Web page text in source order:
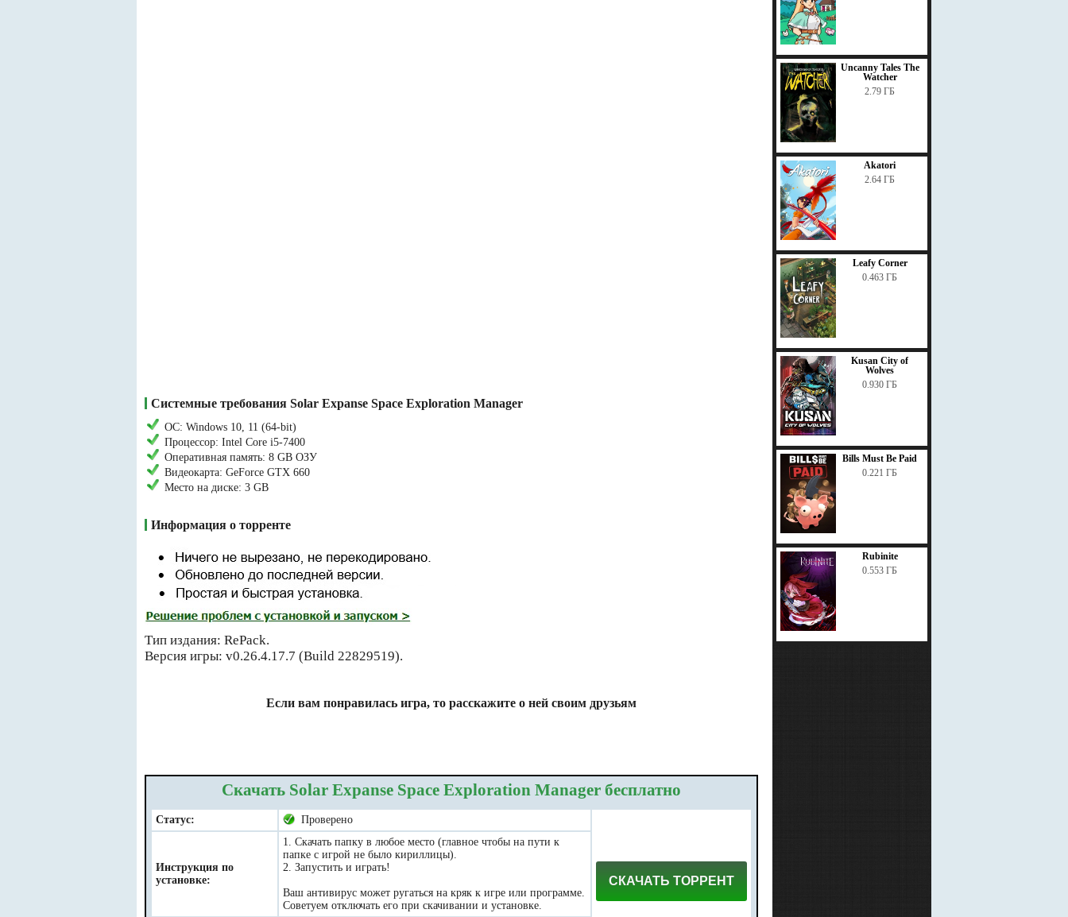
Системные требования Solar Expanse Space Exploration Manager
ОС: Windows 10, 11 (64-bit)
Процессор: Intel Core i5-7400
Оперативная память: 8 GB ОЗУ
Видеокарта: GeForce GTX 660
Место на диске: 3 GB
Информация о торренте
Тип издания: RePack.
Версия игры: v0.26.4.17.7 (Build 22829519).
Если вам понравилась игра, то расскажите о ней своим друзьям
Скачать Solar Expanse Space Exploration Manager бесплатно
Статус: Проверено
СКАЧАТЬ ТОРРЕНТ
Инструкция по
установке:
1. Скачать папку в любое место (главное чтобы на пути к
папке с игрой не было кириллицы).
2. Запустить и играть!
Ваш антивирус может ругаться на кряк к игре или программе.
Советуем отключать его при скачивании и установке.
Uncanny Tales The
Watcher
2.79 ГБ
Akatori
2.64 ГБ
Leafy Corner
0.463 ГБ
Kusan City of
Wolves
0.930 ГБ
Bills Must Be Paid
0.221 ГБ
Rubinite
0.553 ГБ